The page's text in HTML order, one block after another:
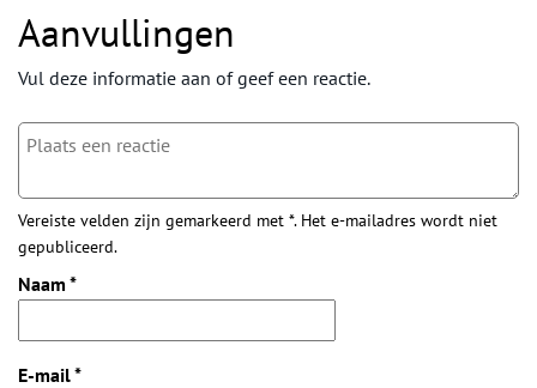
Aanvullingen
Vul deze informatie aan of geef een reactie.
Vereiste velden zijn gemarkeerd met *. Het e-mailadres wordt niet
gepubliceerd.
Naam *
E-mail*